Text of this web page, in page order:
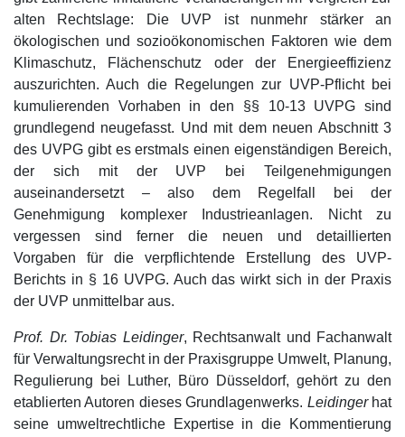
alten Rechtslage: Die UVP ist nunmehr stärker an
ökologischen und sozioökonomischen Faktoren wie dem
Klimaschutz, Flächenschutz oder der Energieeffizienz
auszurichten. Auch die Regelungen zur UVP-Pflicht bei
kumulierenden Vorhaben in den §§ 10-13 UVPG sind
grundlegend neugefasst. Und mit dem neuen Abschnitt 3
des UVPG gibt es erstmals einen eigenständigen Bereich,
der sich mit der UVP bei Teilgenehmigungen
auseinandersetzt – also dem Regelfall bei der
Genehmigung komplexer Industrieanlagen. Nicht zu
vergessen sind ferner die neuen und detaillierten
Vorgaben für die verpflichtende Erstellung des UVP-
Berichts in § 16 UVPG. Auch das wirkt sich in der Praxis
der UVP unmittelbar aus.
Prof. Dr. Tobias Leidinger, Rechtsanwalt und Fachanwalt
für Verwaltungsrecht in der Praxisgruppe Umwelt, Planung,
Regulierung bei Luther, Büro Düsseldorf, gehört zu den
etablierten Autoren dieses Grundlagenwerks. Leidingerhat
seine umweltrechtliche Expertise in die Kommentierung